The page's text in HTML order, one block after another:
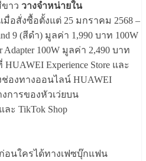
าว วางจำหน่ายใน
มื่อสั่งซื้อตั้งแต่ 25 มกราคม 2568 –
9 (สีดำ) มูลค่า 1,990 บาท 100W
Adapter 100W มูลค่า 2,490 บาท
Experience Store และ
องทางออนไลน์ HUAWEI
งการของหัวเว่ยบน
ละ TikTok Shop
อนใครได้ทางเฟซบุ๊กแฟน